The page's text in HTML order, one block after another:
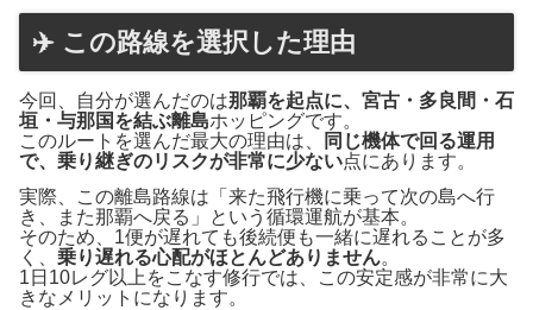
✈️ この路線を選択した理由
今回、自分が選んだのは那覇を起点に、宮古・多良間・石
垣・与那国を結ぶ離島ホッピングです。
このルートを選んだ最大の理由は、
同じ機体で回る運用
で、乗り継ぎのリスクが非常に少ない点にあります。
実際、この離島路線は「来た飛行機に乗って次の島へ行
き、また那覇へ戻る」という循環運航が基本。
そのため、1便が遅れても後続便も一緒に遅れることが多
く、 乗り遅れる心配がほとんどありません。
1日10レグ以上をこなす修行では、この安定感が非常に大
きなメリットになります。